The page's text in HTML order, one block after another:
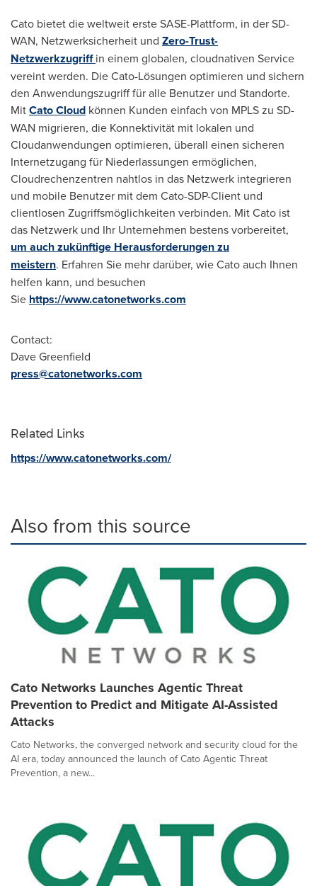
Cato bietet die weltweit erste SASE-Plattform, in der SD-
WAN, Netzwerksicherheit und Zero-Trust-
Netzwerkzugriffin einem globalen, cloudnativen Service
vereint werden. Die Cato-Lösungen optimieren und sichern
den Anwendungszugriff für alle Benutzer und Standorte.
MitCato Cloud können Kunden einfach von MPLS zu SD-
WAN migrieren, die Konnektivität mit lokalen und
Cloudanwendungen optimieren, überall einen sicheren
Internetzugang für Niederlassungen ermöglichen,
Cloudrechenzentren nahtlos in das Netzwerk integrieren
und mobile Benutzer mit dem Cato-SDP-Client und
clientlosen Zugriffsmöglichkeiten verbinden. Mit Cato ist
das Netzwerk und Ihr Unternehmen bestens vorbereitet,
um auch zukünftige Herausforderungen zu
meistern. Erfahren Sie mehr darüber, wie Cato auch Ihnen
helfen kann, und besuchen
Sie https://www.catonetworks.com
Contact:
Dave Greenfield
press@catonetworks.com
Related Links
https://www.catonetworks.com/
Also from this source
Cato Networks Launches Agentic Threat
Prevention to Predict and Mitigate AI-Assisted
Attacks
Cato Networks, the converged network and security cloud for the
AI era, today announced the launch of Cato Agentic Threat
Prevention, a new...